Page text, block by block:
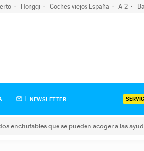
Hongqi Coches viejos España A-2
NEWSLETTER
enchufables que se pueden acoger a las